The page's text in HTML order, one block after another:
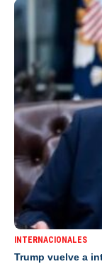
INTERNACIONALES
Trump vuelve a